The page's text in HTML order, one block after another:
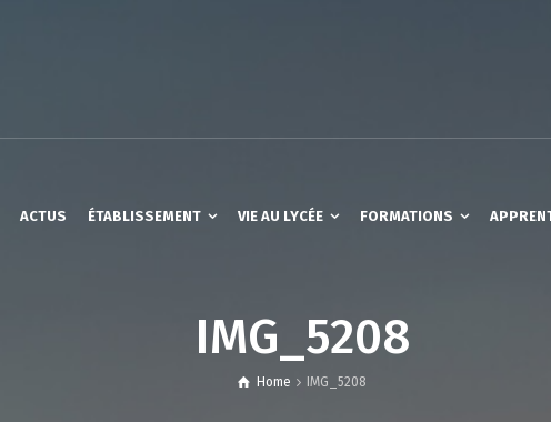
ACTUS ÉTABLISSEMENT VIE AU LYCÉE FORMATIONS
IMG_5208
Home IMG_5208